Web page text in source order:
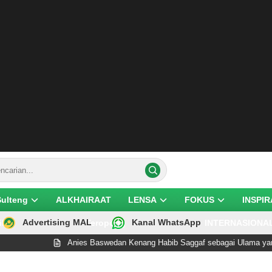
ALKHAIRAAT LENSA FOKUS
Teropong
Advertising MAL Kanal WhatsApp
Anies Baswedan Kenang Habib Saggaf sebagai Ulama yang